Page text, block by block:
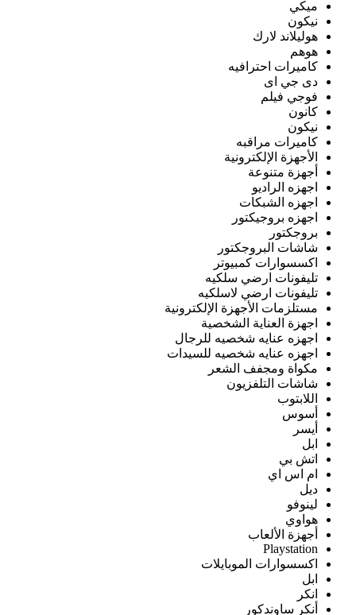
ميكي
نيكون
هوليلاند لارك
هوهم
كاميرات احترافيه
دى جي اى
فوجي فيلم
كانون
نيكون
كاميرات مراقبه
الأجهزة الإلكترونية
أجهزة متنوعة
اجهزه الراديو
اجهزه الشبكات
اجهزه بروجيكتور
بروجكتور
شاشات البروجكتور
اكسسوارات كمبيوتر
تليفونات ارضي سلكيه
تليفونات ارضي لاسلكيه
مستلزمات الأجهزة الإلكترونية
اجهزة العناية الشخصية
اجهزه عنايه شخصيه للرجال
اجهزه عنايه شخصيه للسيدات
مكواة ومجفف الشعر
شاشات التلفزيون
اللابتوب
أسوس
أيسر
ابل
اتش بي
ام اس اي
ديل
لينوفو
هواوي
أجهزة الألعاب
Playstation
اكسسوارات الموبايلات
ابل
انكر
أنكر ساوندكور